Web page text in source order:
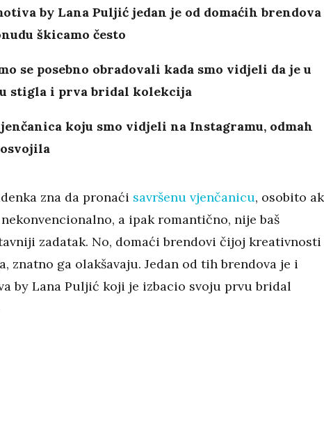
by Lana Puljić jedan je od domaćih brendova
škicamo često
se posebno obradovali kada smo vidjeli da je u
stigla i prva bridal kolekcija
koju smo vidjeli na Instagramu, odmah
zna da pronaći savršenu vjenčanicu, osobito
a ipak romantično, nije baš
zadatak. No, domaći brendovi čijoj kreativnosti
znatno ga olakšavaju. Jedan od tih brendova je i
by Lana Puljić koji je izbacio svoju prvu bridal